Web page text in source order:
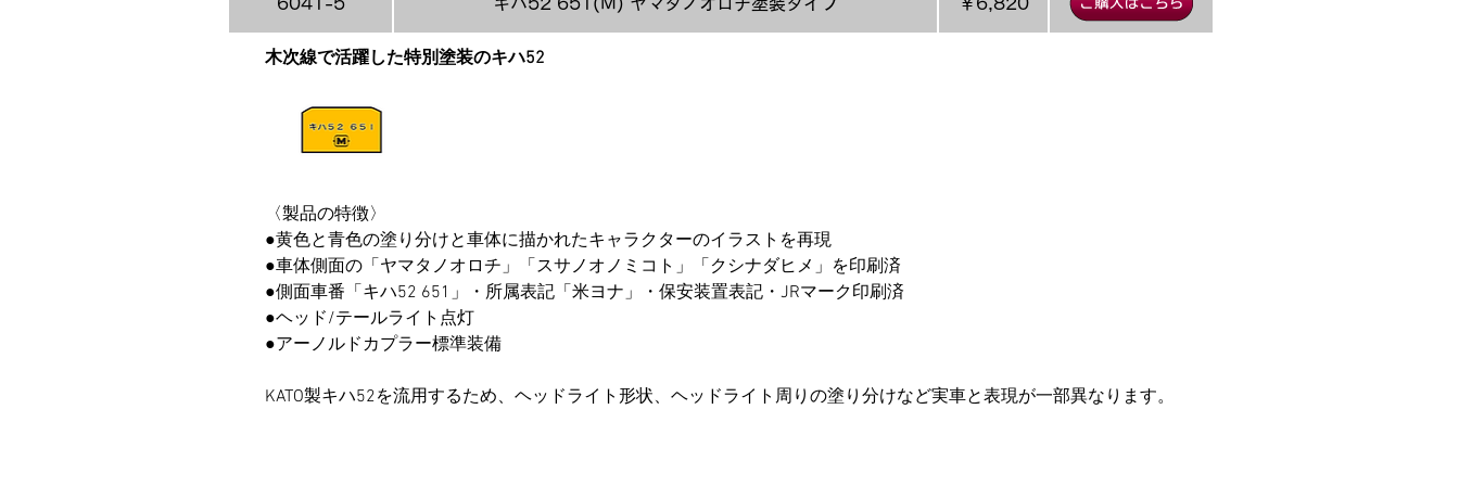
木次線で活躍した特別塗装のキハ52
〈製品の特徴〉
●黄色と青色の塗り分けと車体に描かれたキャラクターのイラストを再現
●車体側面の「ヤマタノオロチ」「スサノオノミコト」「クシナダヒメ」を印刷済
●側面車番「キハ52 651」・所属表記「米ヨナ」・保安装置表記・JRマーク印刷済
●ヘッド/テールライト点灯
●アーノルドカプラー標準装備
KATO製キハ52を流用するため、ヘッドライト形状、ヘッドライト周りの塗り分けなど実車と表現が一部異なります。